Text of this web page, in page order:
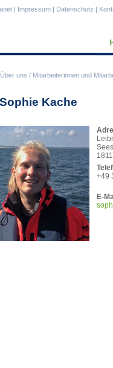
Über uns / Mitarbeiterinnen und
| Impressum | Datenschutz |
Kache
+49
E-
soph